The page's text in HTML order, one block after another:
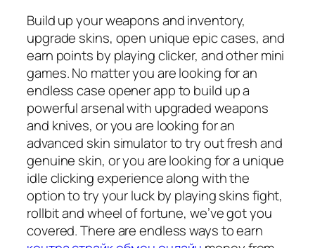
Build up your weapons and inventory,
upgrade skins, open unique epic cases, and
earn points by playing clicker, and other mini
games. No matter you are looking for an
endless case opener app to build up a
powerful arsenal with upgraded weapons
and knives, or you are looking for an
advanced skin simulator to try out fresh and
genuine skin, or you are looking for a unique
idle clicking experience along with the
option to try your luck by playing skins fight,
rollbit and wheel of fortune, we’ve got you
covered. There are endless ways to earn